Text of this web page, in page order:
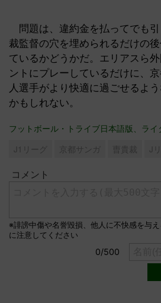
問題は、違約金を払ってでも
裁監督の穴を埋められるだけの
ているかどうかだ。エリアスら
ントにプレーしているだけに、
人選手がより快適に過ごせるよ
かもしれない。
フットボール・トライブ日本語版、ライ
J1リーグ 京都サンガ 曺貴裁 J